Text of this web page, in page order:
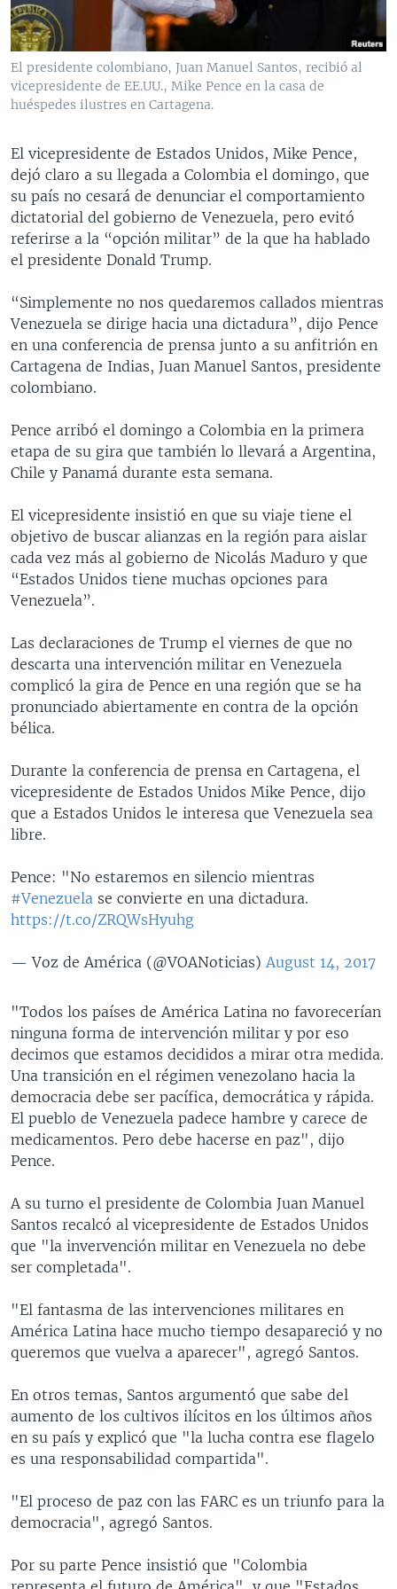
VENEZUELA
BRASIL
NICARAGUA
ECONOMÍA
ENTRETENIMIENTO Y CULTURA
TECNOLOGÍA
DEPORTES
MULTIMEDIA
VIDEOS
FOTOGRAFÍA
AUDIOS
PROGRAMAS TV
EL MUNDO AL DÍA
FORO INTERAMERICANO
LAS CLAVES
PANORAMA
RADIO
AVANCE INFORMATIVO
BUENOS DÍAS AMÉRICA
ESTADOS UNIDOS AL DÍA
EL MUNDO AL DÍA [RADIO]
FORO [RADIO]
DEPORTIVO INTERNACIONAL
NOTA ECONÓMICA
ENTRETENIMIENTO
DIRECT
Learning English
SÍGANOS
Idiomas
El presidente colombiano, Juan Manuel Santos, recibió al
vicepresidente de EE.UU., Mike Pence en la casa de
huéspedes ilustres en Cartagena.
El vicepresidente de Estados Unidos, Mike Pence,
dejó claro a su llegada a Colombia el domingo, que
su país no cesará de denunciar el comportamiento
dictatorial del gobierno de Venezuela, pero evitó
referirse a la “opción militar” de la que ha hablado
el presidente Donald Trump.
“Simplemente no nos quedaremos callados mientras
Venezuela se dirige hacia una dictadura”, dijo Pence
en una conferencia de prensa junto a su anfitrión en
Cartagena de Indias, Juan Manuel Santos, presidente
colombiano.
Pence arribó el domingo a Colombia en la primera
etapa de su gira que también lo llevará a Argentina,
Chile y Panamá durante esta semana.
El vicepresidente insistió en que su viaje tiene el
objetivo de buscar alianzas en la región para aislar
cada vez más al gobierno de Nicolás Maduro y que
“Estados Unidos tiene muchas opciones para
Venezuela”.
Las declaraciones de Trump el viernes de que no
descarta una intervención militar en Venezuela
complicó la gira de Pence en una región que se ha
pronunciado abiertamente en contra de la opción
bélica.
Durante la conferencia de prensa en Cartagena, el
vicepresidente de Estados Unidos Mike Pence, dijo
que a Estados Unidos le interesa que Venezuela sea
libre.
Pence: "No estaremos en silencio mientras
#Venezuela se convierte en una dictadura.
https://t.co/ZRQWsHyuhg
— Voz de América (@VOANoticias) August 14, 2017
"Todos los países de América Latina no favorecerían
ninguna forma de intervención militar y por eso
decimos que estamos decididos a mirar otra medida.
Una transición en el régimen venezolano hacia la
democracia debe ser pacífica, democrática y rápida.
El pueblo de Venezuela padece hambre y carece de
medicamentos. Pero debe hacerse en paz", dijo
Pence.
A su turno el presidente de Colombia Juan Manuel
Santos recalcó al vicepresidente de Estados Unidos
que "la invervención militar en Venezuela no debe
ser completada".
"El fantasma de las intervenciones militares en
América Latina hace mucho tiempo desapareció y no
queremos que vuelva a aparecer", agregó Santos.
En otros temas, Santos argumentó que sabe del
aumento de los cultivos ilícitos en los últimos años
en su país y explicó que "la lucha contra ese flagelo
es una responsabilidad compartida".
"El proceso de paz con las FARC es un triunfo para la
democracia", agregó Santos.
Por su parte Pence insistió que "Colombia